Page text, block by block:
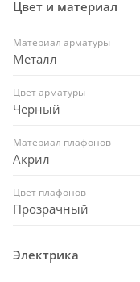
Цвет и материал
Материал арматуры
Металл
Цвет арматуры
Черный
Материал плафонов
Акрил
Цвет плафонов
Прозрачный
Электрика